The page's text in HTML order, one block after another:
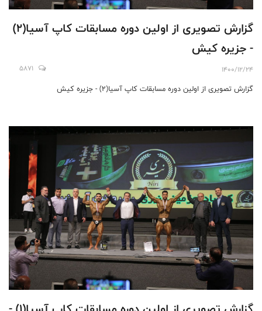
گزارش تصویری از اولین دوره مسابقات کاپ آسیا(٢)
- جزیره کیش
1400/12/24
5871
گزارش تصویری از اولین دوره مسابقات کاپ آسیا(٢) - جزیره کیش